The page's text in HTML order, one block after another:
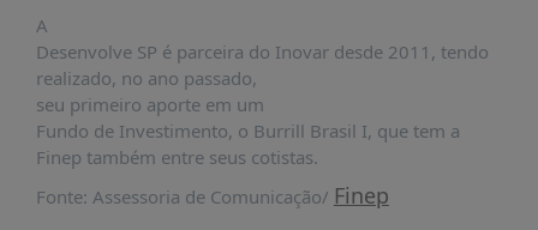
ABDE-
BID
PRÊMIO
ABDE
DE
A
Desenvolve SP é parceira do Inovar desde 2011, tendo
realizado, no ano passado,
seu primeiro aporte em um
Fundo de Investimento, o Burrill Brasil I, que tem a
Finep também entre seus cotistas.
Fonte: Assessoria de Comunicação/ Finep